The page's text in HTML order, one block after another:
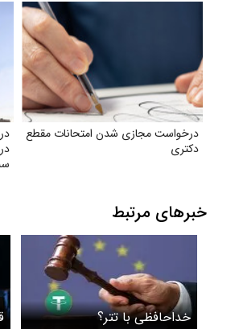
درخواست مجازی شدن امتحانات مقطع
دکتری
خبرهای مرتبط
خداحافظی با تتر؟